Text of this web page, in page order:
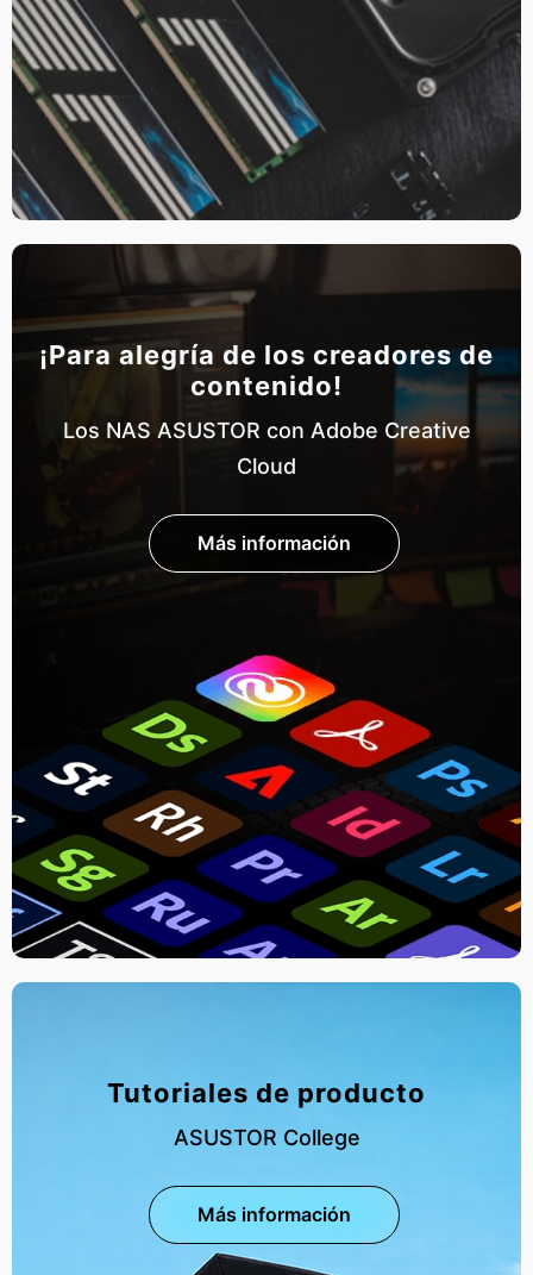
¡Para alegría de los creadores de
contenido!
Los NAS ASUSTOR con Adobe Creative
Cloud
Más información
Tutoriales de producto
ASUSTOR College
Más información